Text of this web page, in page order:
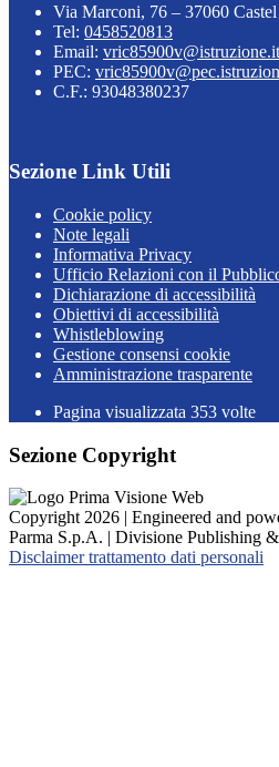
Via Marconi, 76 – 37060
Tel: 0458520813
Email: vric85900v@istruzione.it
PEC:
C.F.: 93048380237
Sezione Link Utili
Cookie policy
Note legali
Informativa Privacy
Ufficio Relazioni con il
Dichiarazione di accessibilità
Obiettivi di accessibilità
Whistleblowing
Gestione consensi cookie
Amministrazione trasparente
Pagina visualizzata 353 volte
Sezione Copyright
Copyright 2026 | Engineered and
Parma S.p.A. | Divisione Publishing
Disclaimer trattamento dati personali